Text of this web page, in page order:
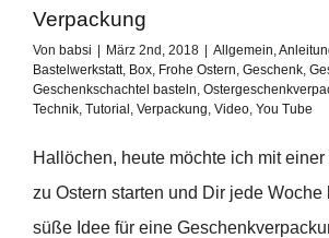
Verpackung
Von babsi März 2nd, 2018 Allgemein,
Bastelwerkstatt, Box, Frohe Ostern, Geschenk,
Geschenkschachtel basteln,
Technik, Tutorial , Verpackung, Video, You Tube
Hallöchen, heute möchte ich mit
zu Ostern starten und Dir jede Woche
süße Idee für eine